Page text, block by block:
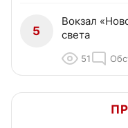
5
Вокзал
света
51